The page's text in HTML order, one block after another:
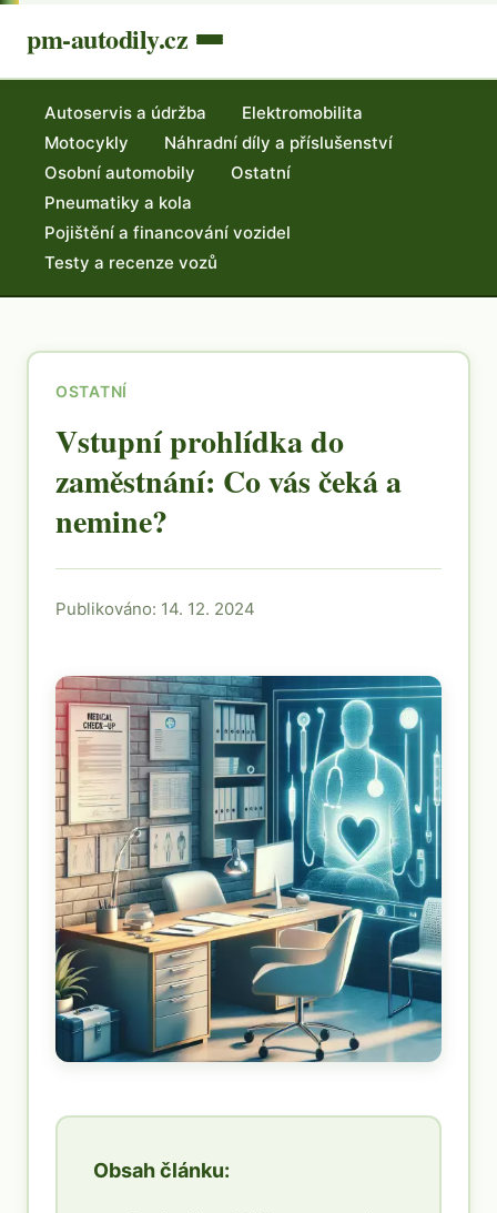
pm-autodily.cz
Autoservis a údržba
Elektromobilita
Motocykly
Náhradní díly a příslušenství
Osobní automobily
Ostatní
Pneumatiky a kola
Pojištění a financování vozidel
Testy a recenze vozů
OSTATNÍ
Vstupní prohlídka do
zaměstnání: Co vás čeká a
nemine?
Publikováno: 14. 12. 2024
Obsah článku: